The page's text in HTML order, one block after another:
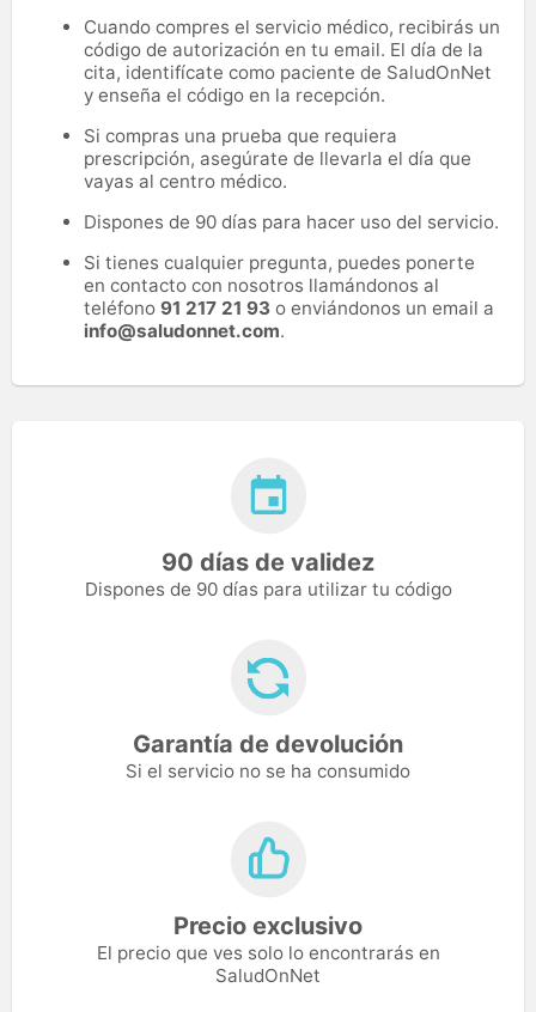
Cuando compres el servicio médico, recibirás un
código de autorización en tu email. El día de la
cita, identifícate como paciente de SaludOnNet
y enseña el código en la recepción.
Si compras una prueba que requiera
prescripción, asegúrate de llevarla el día que
vayas al centro médico.
Dispones de 90 días para hacer uso del servicio.
Si tienes cualquier pregunta, puedes ponerte
en contacto con nosotros llamándonos al
teléfono 91 217 21 93 o enviándonos un email a
info@saludonnet.com.
90 días de validez
Dispones de 90 días para utilizar tu código
Garantía de devolución
Si el servicio no se ha consumido
Precio exclusivo
El precio que ves solo lo encontrarás en
SaludOnNet